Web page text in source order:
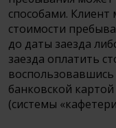
способами. Клиент
стоимости
до даты заезда
заезда оплатить
банковской
(системы